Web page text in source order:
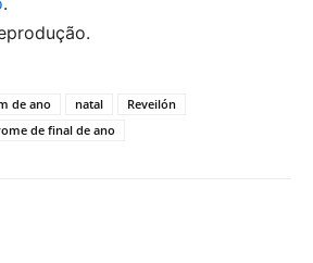
de ano natal
Reveilón
de final de ano